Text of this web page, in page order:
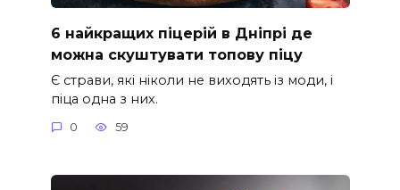
6 найкращих піцерій в Дніпрі де
можна скуштувати топову піцу
Є страви, які ніколи не виходять із моди, і
піца одна з них.
0 59